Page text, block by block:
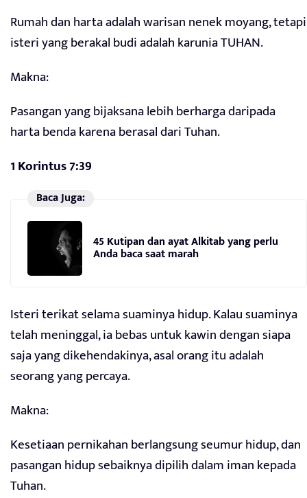
Rumah dan harta adalah warisan nenek moyang, tetapi
isteri yang berakal budi adalah karunia TUHAN.
Makna:
Pasangan yang bijaksana lebih berharga daripada
harta benda karena berasal dari Tuhan.
1 Korintus 7:39
Baca Juga:
45 Kutipan dan ayat Alkitab yang perlu
Anda baca saat marah
Isteri terikat selama suaminya hidup. Kalau suaminya
telah meninggal, ia bebas untuk kawin dengan siapa
saja yang dikehendakinya, asal orang itu adalah
seorang yang percaya.
Makna:
Kesetiaan pernikahan berlangsung seumur hidup, dan
pasangan hidup sebaiknya dipilih dalam iman kepada
Tuhan.